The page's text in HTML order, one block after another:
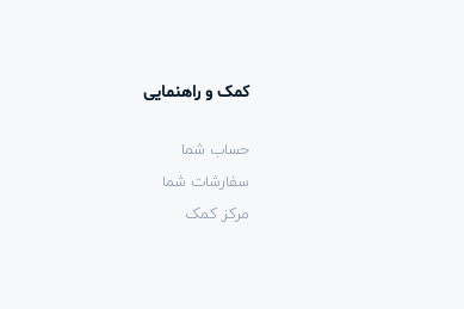
کمک و راهنمایی
حساب شما
سفارشات شما
مرکز کمک